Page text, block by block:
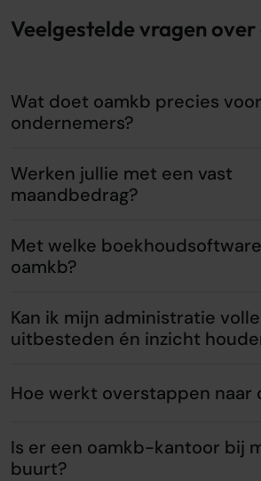
Veelgestelde vragen
Wat doet oamkb precies voor
ondernemers?
Werken jullie met een vast
maandbedrag?
Met welke
oamkb?
Kan ik mijn administratie
uitbesteden én inzicht
Hoe werkt overstappen naar
Is er een oamkb-kantoor bij
buurt?